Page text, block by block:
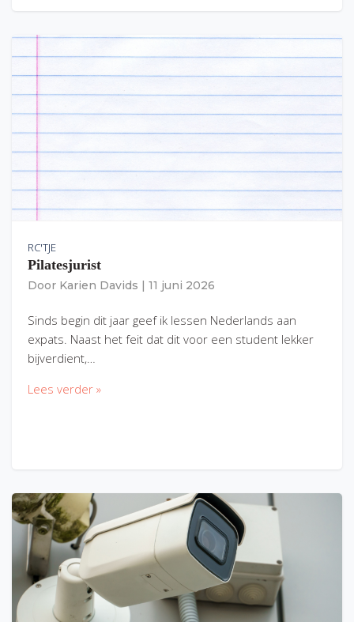
RC'TJE
Pilatesjurist
Door Karien Davids 11 juni 2026
Sinds begin dit jaar geef ik lessen Nederlands aan
expats. Naast het feit dat dit voor een student lekker
bijverdient,…
Lees verder »